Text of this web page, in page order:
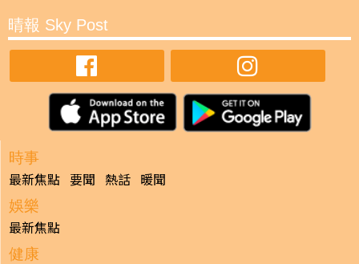
晴報 Sky Post
時事
最新焦點 要聞 熱話 暖聞
娛樂
最新焦點
健康